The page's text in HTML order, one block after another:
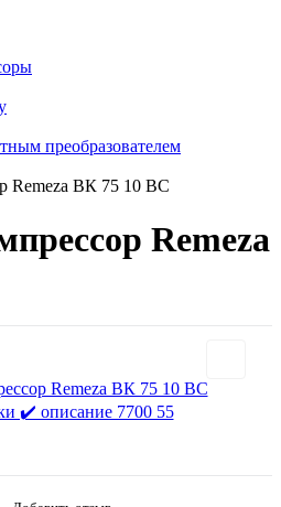
преобразователем
Remeza ВК 75 10 ВС
Remeza